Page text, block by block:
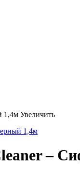
Увеличить
–